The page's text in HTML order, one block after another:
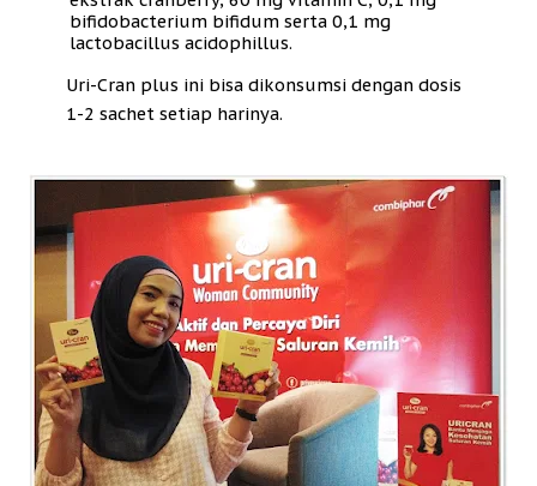
bifidobacterium bifidum serta 0,1 mg
lactobacillus acidophillus.
Uri-Cran plus ini bisa dikonsumsi dengan dosis
1-2 sachet setiap harinya.